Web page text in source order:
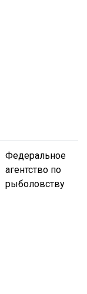
Федеральное
агентство по
рыболовству